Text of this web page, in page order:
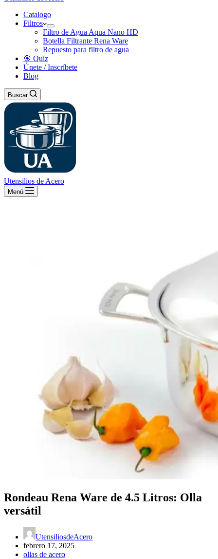
Catalogo
Filtros
Filtro de Agua Aqua Nano HD
Botella Filtrante Rena Ware
Repuesto para filtro de agua
🎯 Quiz
Únete / Inscríbete
Blog
Buscar
Utensilios de Acero
Menú
Rondeau Rena Ware de 4.5 Litros: Olla
versátil
UtensiliosdeAcero
febrero 17, 2025
ollas de acero